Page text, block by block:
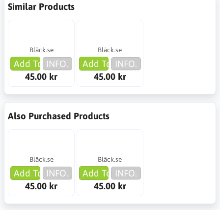
Similar Products
Bläck.se
Add To Cart
INFO.
45.00 kr
Bläck.se
Add To Cart
INFO.
45.00 kr
Also Purchased Products
Bläck.se
Add To Cart
INFO.
45.00 kr
Bläck.se
Add To Cart
INFO.
45.00 kr